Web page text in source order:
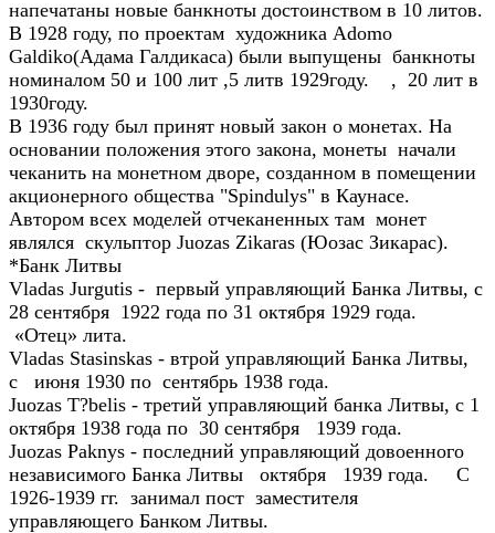
напечатаны новые банкноты достоинством в 10 литов.
В 1928 году, по проектам художника Adomo
Galdiko(Адама Галдикаса) были выпущены банкноты
номиналом 50 и 100 лит ,5 литв 1929году. , 20 лит в
1930году.
В 1936 году был принят новый закон о монетах. На
основании положения этого закона, монеты начали
чеканить на монетном дворе, созданном в помещении
акционерного общества "Spindulys" в Каунасе.
Автором всех моделей отчеканенных там монет
являлся скульптор Juozas Zikaras (Юозас Зикарас).
*Банк Литвы
Vladas Jurgutis - первый управляющий Банка Литвы, с
28 сентября 1922 года по 31 октября 1929 года.
«Отец» лита.
Vladas Stasinskas - втрой управляющий Банка Литвы,
с июня 1930 по сентябрь 1938 года.
Juozas T?belis - третий управляющий банка Литвы, с 1
октября 1938 года по 30 сентября 1939 года.
Juozas Paknys - последний управляющий довоенного
независимого Банка Литвы октября 1939 года. С
1926-1939 гг. занимал пост заместителя
управляющего Банком Литвы.